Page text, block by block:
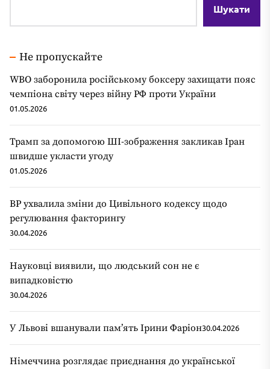
Шукати
Не пропускайте
WBO заборонила російському боксеру захищати пояс
чемпіона світу через війну РФ проти України
01.05.2026
Трамп за допомогою ШІ-зображення закликав Іран
швидше укласти угоду
01.05.2026
ВР ухвалила зміни до Цивільного кодексу щодо
регулювання факторингу
30.04.2026
Науковці виявили, що людський сон не є
випадковістю
30.04.2026
У Львові вшанували пам’ять Ірини Фаріон30.04.2026
Німеччина розглядає приєднання до української